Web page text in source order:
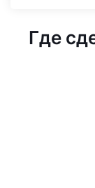
Где